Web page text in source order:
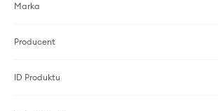
Marka
Producent
ID Produktu